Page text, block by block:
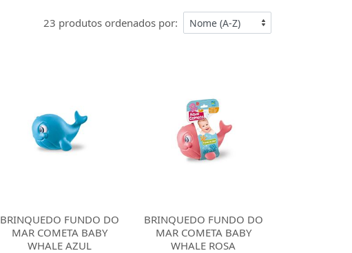
23 produtos ordenados por:
BRINQUEDO FUNDO DO
MAR COMETA BABY
WHALE AZUL
BRINQUEDO FUNDO DO
MAR COMETA BABY
WHALE ROSA